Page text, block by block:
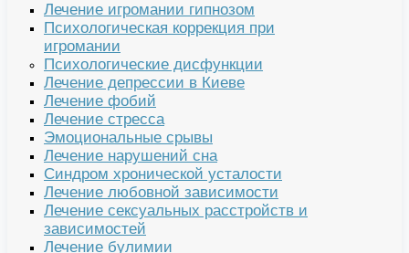
Лечение игромании гипнозом
Психологическая коррекция при
игромании
Психологические дисфункции
Лечение депрессии в Киеве
Лечение фобий
Лечение стресса
Эмоциональные срывы
Лечение нарушений сна
Синдром хронической усталости
Лечение любовной зависимости
Лечение сексуальных расстройств и
зависимостей
Лечение булимии